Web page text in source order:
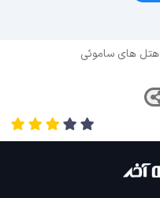
هتل های ساموئی